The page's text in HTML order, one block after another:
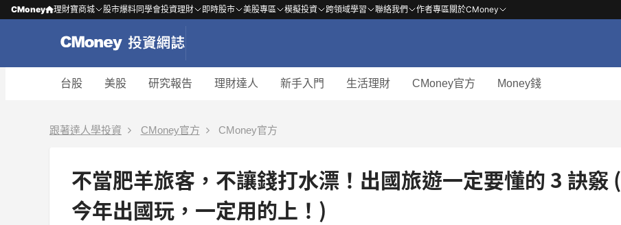
CMoney 理財寶商城 股市爆料同學會投資理財 即時股市 美股專區 模擬投資 跨領域學習 聯絡我們 作者專區關於CMoney
台股 美股 研究報告 理財達人 新手入門 生活理財 CMoney官方 Money錢
跟著達人學投資 CMoney官方 CMoney官方
不當肥羊旅客，不讓錢打水漂！出國旅遊一定要懂的 3 訣竅 (
今年出國玩，一定用的上！)